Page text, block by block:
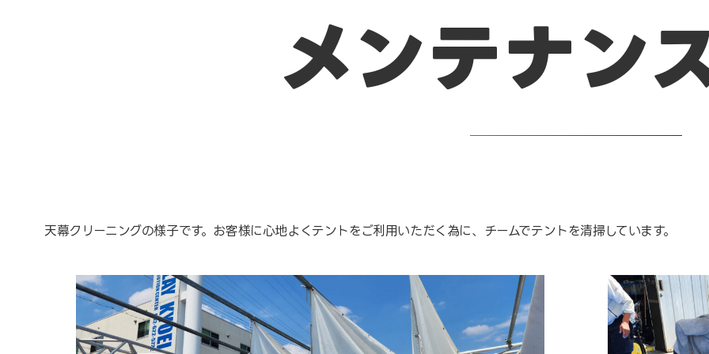
メンテナン
天幕クリーニングの様子です。お客様に心地よくテントをご利用いただく為に、チームでテントを清掃しています。